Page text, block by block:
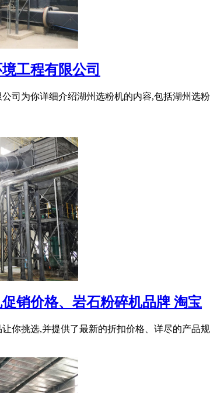
工程有限公司
司为你详细介绍湖州选粉机的内容,包括湖州
销价格、岩石粉碎机品牌 淘宝
你挑选,并提供了最新的折扣价格、详尽的产品